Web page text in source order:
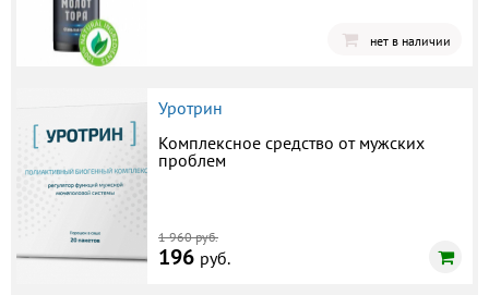
нет в наличии
Уротрин
Комплексное средство от мужских
проблем
1 960 руб.
196 руб.